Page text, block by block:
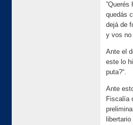
”Querés
quedás
dejá de
y vos no
Ante el
este lo
puta?“.
Ante
Fiscalía